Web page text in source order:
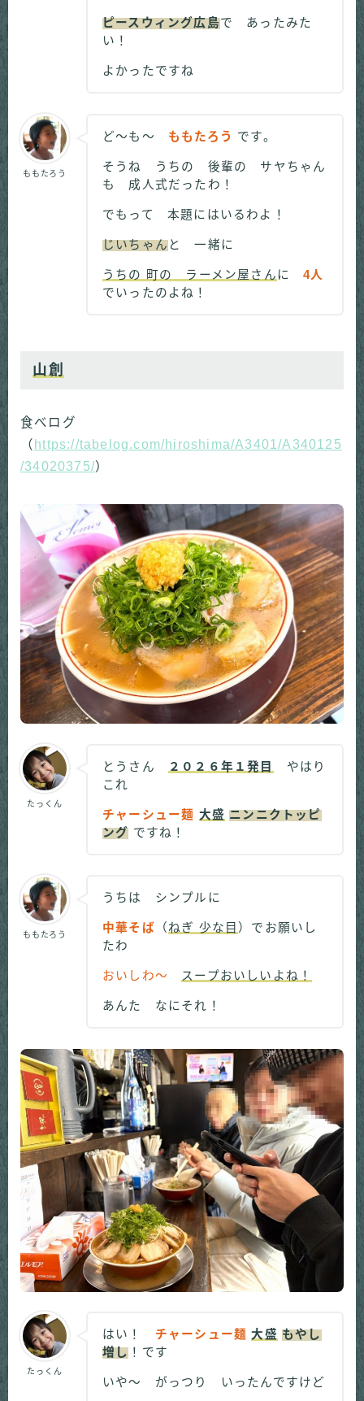
ピースウィング広島で あったみた
い！
よかったですね
ももたろう
ど～も～ ももたろう です。
そうね うちの 後輩の サヤちゃん
も 成人式だったわ！
でもって 本題にはいるわよ！
じいちゃん と 一緒に
うちの 町の ラーメン屋さんに4人
でいったのよね！
山創
食べログ
（ https://tabelog.com/hiroshima/A3401/A340125
/34020375/）
たっくん
とうさん ２０２６年１発目
やはり
これ
チャーシュー麺 大盛 ニンニクトッピ
ング ですね！
ももたろう
うちは シンプルに
中華そば （ねぎ 少な目 ）でお願いし
たわ
おいしわ～ スープおいしいよね！
あんた なにそれ！
たっくん
はい！ チャーシュー麺 大盛 もやし
増し ！です
いや～ がっつり いったんですけど